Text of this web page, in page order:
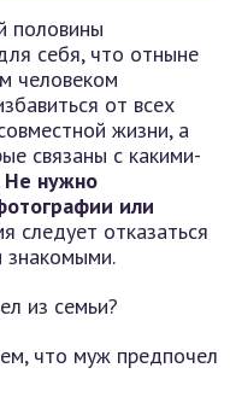
половины
себя, что отныне
человеком
от всех
жизни, а
связаны с какими-
Не нужно
или
следует отказаться
знакомыми.
что муж предпочел